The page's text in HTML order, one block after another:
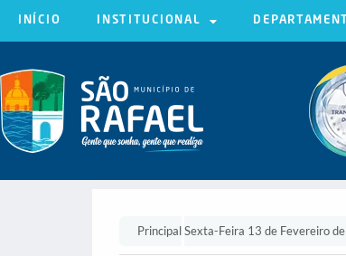
INÍCIO INSTITUCIONAL
PrincipalSexta-Feira 13 de Fevereiro